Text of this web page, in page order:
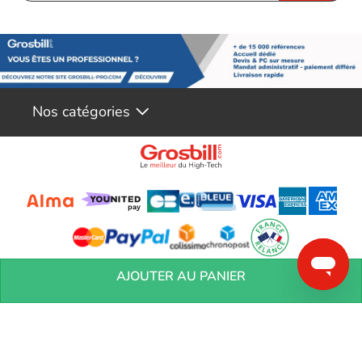
AJOUTER AU PANIER
Haut-parleurs surround Dolby 2.1
Les haut-parleurs G-LAB 2.1 offrent un son surround 3D associé
à la technologie Dolby qui crée une expérience audio
exceptionnelle. Et avec une puissance de 50 Watts, le son est
gamme de fréquences est étendue, offrant une immersion totale
Nos catégories
Conditions générales de réservation Conditions générales de vente
Mentions
Vos informations personnelles Préférences Cookies
Aide &